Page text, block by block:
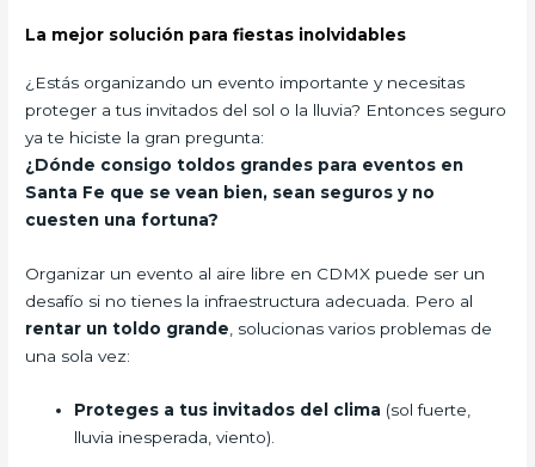
La mejor solución para fiestas inolvidables
¿Estás organizando un evento importante y necesitas
proteger a tus invitados del sol o la lluvia? Entonces seguro
ya te hiciste la gran pregunta:
¿Dónde consigo toldos grandes para eventos en
Santa Fe que se vean bien, sean seguros y no
cuesten una fortuna?
Organizar un evento al aire libre en CDMX puede ser un
desafío si no tienes la infraestructura adecuada. Pero al
rentar un toldo grande , solucionas varios problemas de
una sola vez:
Proteges a tus invitados del clima (sol fuerte,
lluvia inesperada, viento).